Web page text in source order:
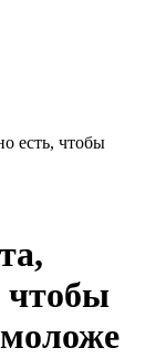
есть, чтобы
чтобы